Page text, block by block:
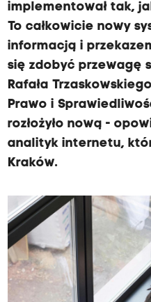
implementował tak,
To całkowicie nowy
informacją i
się zdobyć przewagę
Rafała
Prawo i
rozłożyło nową -
analityk internetu,
Kraków.